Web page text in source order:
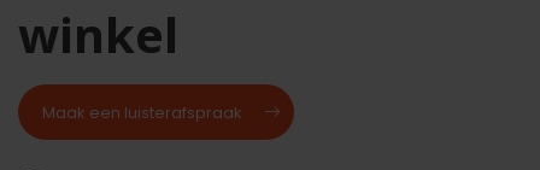
winkel
Maak een luisterafspraak